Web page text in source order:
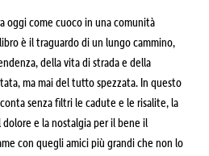
oggi come cuoco in una comunità
è il traguardo di un lungo cammino,
della vita di strada e della
ma mai del tutto spezzata. In questo
senza filtri le cadute e le risalite, la
e la nostalgia per il bene il
con quegli amici più grandi che non lo